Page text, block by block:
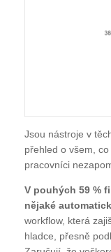
Jsou nástroje v
přehled o všem,
pracovníci
V pouhých 59 %
nějaké
workflow, která
hladce, přesně